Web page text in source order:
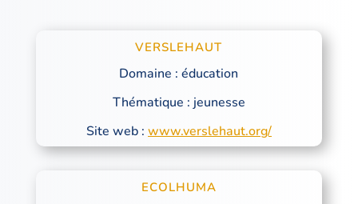
VERSLEHAUT
Domaine : éducation
Thématique : jeunesse
Site web : www.verslehaut.org/
ECOLHUMA